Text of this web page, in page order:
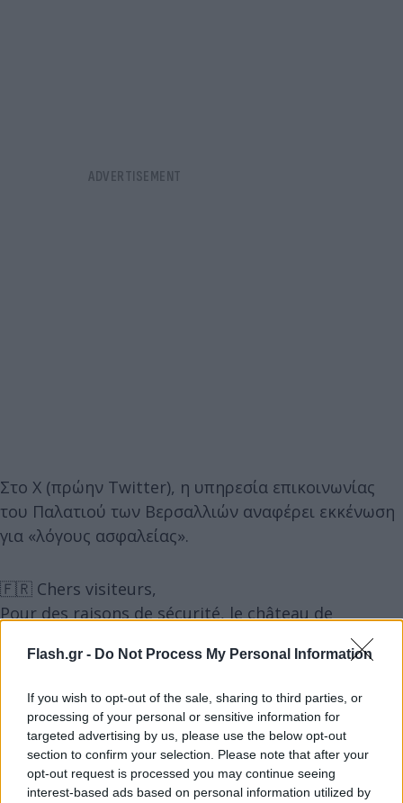
Flash.gr - Do Not Process My Personal Information
If you wish to opt-out of the sale, sharing to third parties, or
processing of your personal or sensitive information for
targeted advertising by us, please use the below opt-out
section to confirm your selection. Please note that after your
opt-out request is processed you may continue seeing
interest-based ads based on personal information utilized by
Στο X (πρώην Twitter), η υπηρεσία επικοινωνίας
του Παλατιού των Βερσαλλιών αναφέρει εκκένωση
για «λόγους ασφαλείας».
🇫🇷 Chers visiteurs,
Pour des raisons de sécurité, le château de
Versailles évacue les visiteurs et ferme ses portes
ce jour, mardi 17 octobre.
pic.twitter.com/4R9NlVhIos
— Château de Versailles (@CVersailles)October 17,
2023